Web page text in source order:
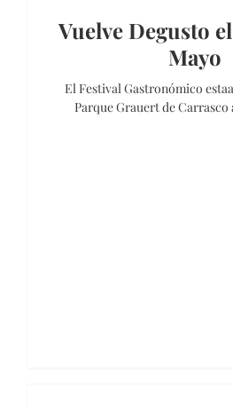
Vuelve Degusto
Mayo
El Festival Gastronómico
Parque Grauert de Carrasco